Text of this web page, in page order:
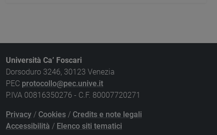
Università Ca’ Foscari
Dorsoduro 3246, 30123 Venezia
PEC protocollo@pec.unive.it
P.IVA 00816350276 - C.F. 80007720271
Privacy / Cookies / Credits e note legali
Accessibilità / Elenco siti tematici